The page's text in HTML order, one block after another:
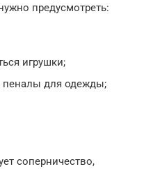
предусмотреть:
игрушки;
для одежды;
соперничество,